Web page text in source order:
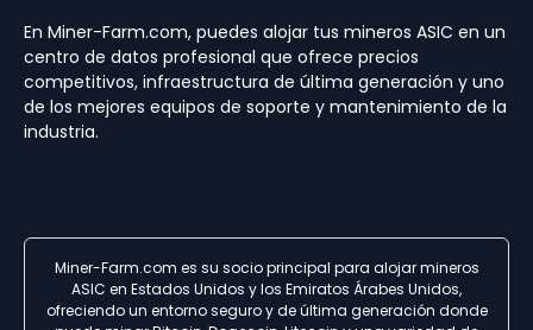
En Miner-Farm.com, puedes alojar tus mineros ASIC en un
centro de datos profesional que ofrece precios
competitivos, infraestructura de última generación y uno
de los mejores equipos de soporte y mantenimiento de la
industria.
Miner-Farm.com es su socio principal para alojar mineros
ASIC en Estados Unidos y los Emiratos Árabes Unidos,
ofreciendo un entorno seguro y de última generación donde